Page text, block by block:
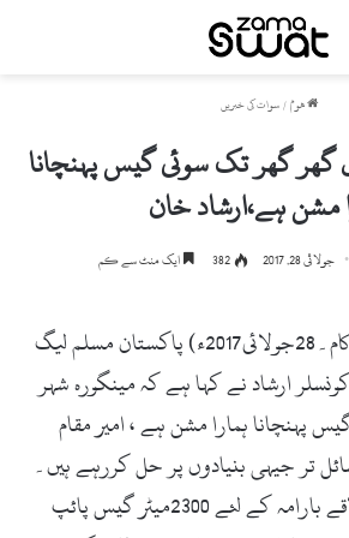
ھوم / سوات کی خبریں
گھر گھر تک سوئی گیس پہنچانا
مشن ہے،ارشاد خان
جولائی 28, 2017 382 ایک منٹ سے کم
سوات(زما سوات ڈاٹ کام۔28جولائی2017ء) پاکستان مسلم لیگ
ارشاد نے کہا ہے کہ مینگورہ شہر
پہنچانا ہمارا مشن ہے ، امیر مقام
تر جیہی بنیادوں پر حل کررہے ہیں۔
مینگورہ کے نواحی علاقے بارامہ کے لئے 2300میٹر گیس پائپ